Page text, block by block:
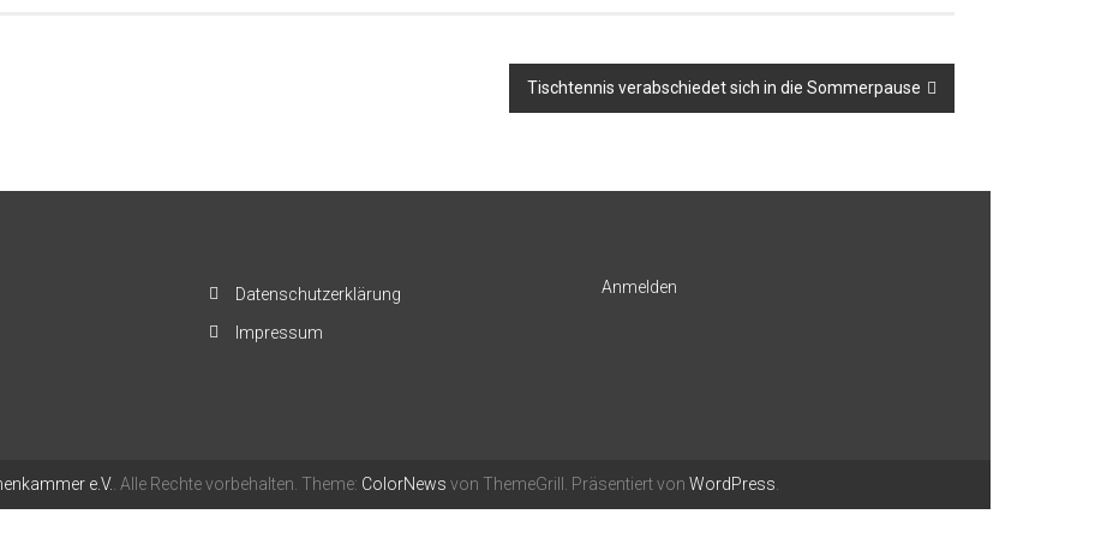
Tischtennis verabschiedet sich in die Sommerpause
Datenschutzerklärung
Impressum
Anmelden
e.V. . Alle Rechte vorbehalten. Theme: ColorNews von ThemeGrill. Präsentiert von WordPress